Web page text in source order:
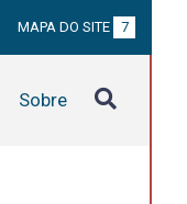
MAPA DO SITE 7
Sobre